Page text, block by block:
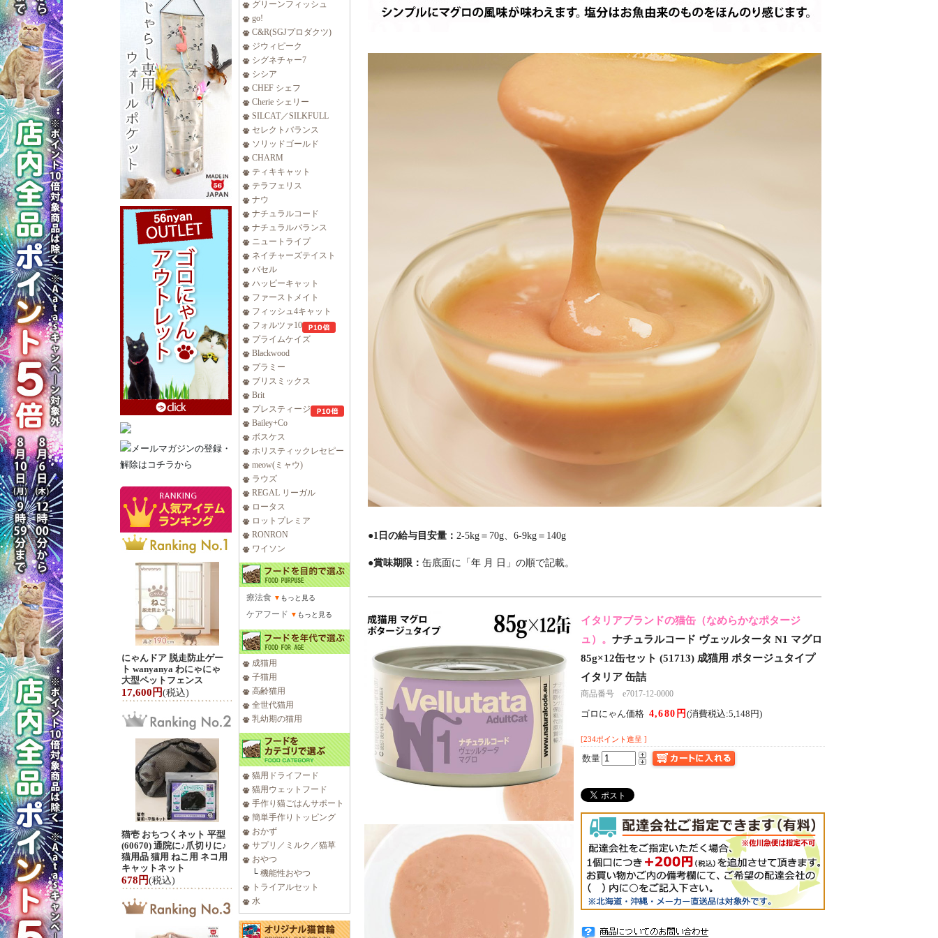
にゃんドア 脱走防止ゲー
ト wanyanya わにゃにゃ
大型ペットフェンス
17,600円(税込)
猫壱 おちつくネット 平型
(60670) 通院に♪爪切りに♪
猫用品 猫用 ねこ用 ネコ用
キャットネット
678円(税込)
グリーンフィッシュ
go!
C&R(SGJプロダクツ)
ジウィピーク
シグネチャー7
シシア
CHEF シェフ
Cherie シェリー
SILCAT／SILKFULL
セレクトバランス
ソリッドゴールド
CHARM
ティキキャット
テラフェリス
ナウ
ナチュラルコード
ナチュラルバランス
ニュートライプ
ネイチャーズテイスト
バセル
ハッピーキャット
ファーストメイト
フィッシュ4キャット
フォルツァ10
プライムケイズ
Blackwood
プラミー
ブリスミックス
Brit
プレスティージ
Bailey+Co
ボスケス
ホリスティックレセピー
meow(ミャウ)
ラウズ
REGAL リーガル
ロータス
ロットプレミア
RONRON
ワイソン
療法食 ▼ もっと見る
ケアフード ▼ もっと見る
成猫用
子猫用
高齢猫用
全世代猫用
乳幼期の猫用
猫用ドライフード
猫用ウェットフード
手作り猫ごはんサポート
簡単手作りトッピング
おかず
サプリ／ミルク／猫草
おやつ
└ 機能性おやつ
トライアルセット
水
●1日の給与目安量： 2-5kg＝70g、6-9kg＝140g
●賞味期限： 缶底面に「年 月 日」の順で記載。
イタリアブランドの猫缶（なめらかなポタージ
ュ）。 ナチュラルコード ヴェッルタータ N1 マグロ
85g×12缶セット (51713) 成猫用 ポタージュタイプ
イタリア 缶詰
商品番号 e7017-12-0000
ゴロにゃん価格 4,680円(消費税込:5,148円)
[234ポイント進呈 ]
数量